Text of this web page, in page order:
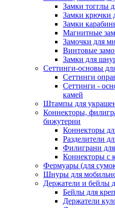
Замки тогглы
Замки крючки
Замки
Магнитные
Замочки для
Винтовые
Замки для
Сеттинги-основы
Сеттинги
Сеттинги -
камей
Штампы для
Коннекторы,
бижутерии
Коннекторы
Разделители
Филиграни
Коннекторы с
Фермуары (для
Шнуры для
Держатели и бейлы
Бейлы для
Держатели